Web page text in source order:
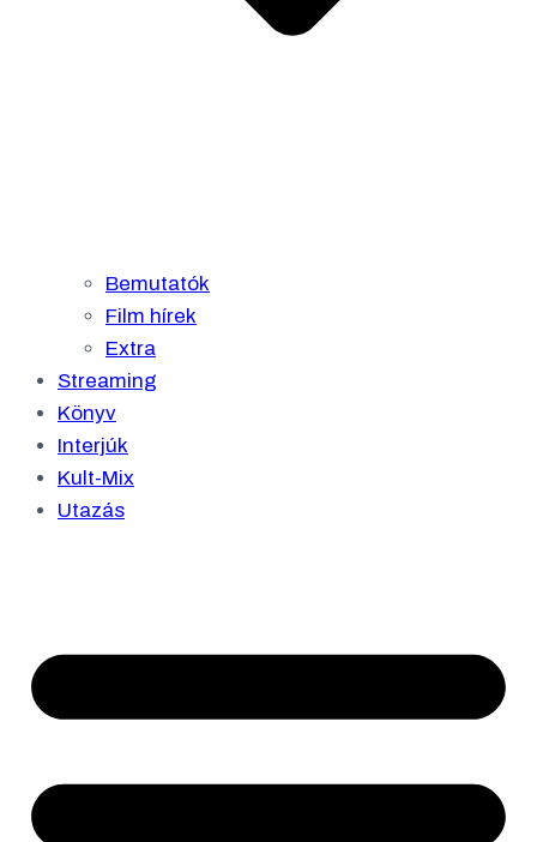
Bemutatók
Film hírek
Extra
Streaming
Könyv
Interjúk
Kult-Mix
Utazás